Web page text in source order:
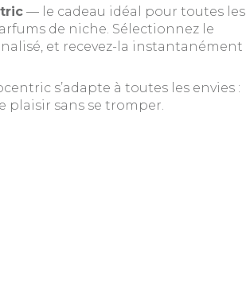
— le cadeau idéal pour toutes les
de niche. Sélectionnez le
et recevez-la instantanément
s’adapte à toutes les envies :
plaisir sans se tromper.